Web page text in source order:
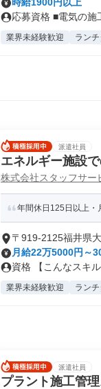
応募資格 ■電気の
業界未経験歓迎 ラン
派遣社員
エネルギー施設
株式会社スタッフサー
年間休日125日以上・
〒919-2125福井県
月給22万5000円～
資格 【こんなスキ
業界未経験歓迎 ラン
派遣社員
プラント施工管